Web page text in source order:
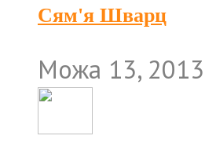
Сям'я Шварц
Можа 13, 2013